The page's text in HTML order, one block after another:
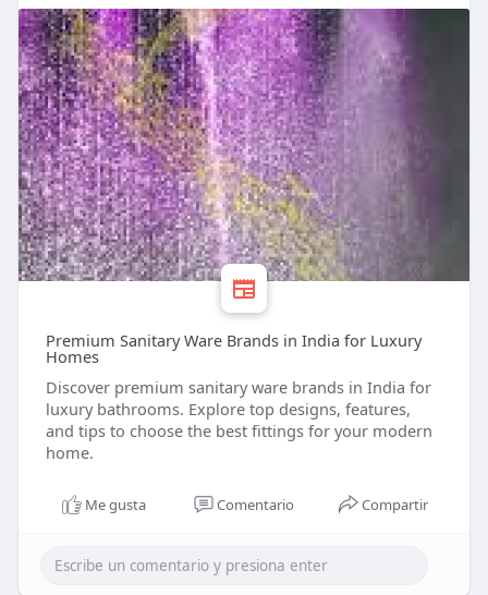
Premium Sanitary Ware Brands in India for Luxury
Homes
Discover premium sanitary ware brands in India for
luxury bathrooms. Explore top designs, features,
and tips to choose the best fittings for your modern
home.
Me gusta Comentario Compartir